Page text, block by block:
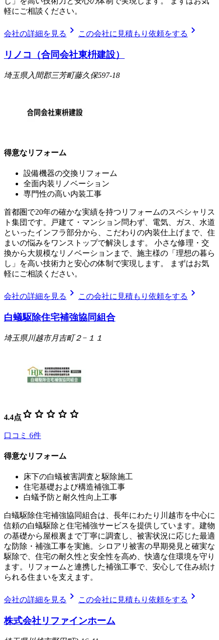
軽にご相談ください。
会社の詳細を見る chevron_right この会社に見積もり依頼をする chevron_right
リノコ（合同会社東枡建設）
埼玉県入間郡三芳町藤久保597-18
得意なリフォーム
設備機器の交換リフォーム
全面内装リノベーション
専門性の高い内装工事
首都圏で20年の確かな実績を持つリフォームのスペシャリス
ト集団です。戸建て・マンション問わず、電気、ガス、水道
といったインフラ部分から、こだわりの内装仕上げまで、住
まいの悩みをワンストップで解決します。 小さな修理・交
換から大規模なリノベーションまで、施主様の「理想の暮ら
し」を高い技術力と安心の体制で実現します。 まずはお気
軽にご相談ください。
会社の詳細を見る chevron_right この会社に見積もり依頼をする chevron_right
白蟻駆除住宅補強協同組合
埼玉県川越市月吉町２−１１
4.4点 star star star star star
口コミ 6件
得意なリフォーム
床下の白蟻被害調査と駆除施工
住宅基礎および構造補強工事
白蟻予防と耐久性向上工事
白蟻駆除住宅補強協同組合は、長年にわたり川越市を中心に
信頼の白蟻駆除と住宅補強サービスを提供しています。建物
の基礎から屋根裏まで丁寧に調査し、被害状況に応じた最適
な防除・補強工事を実施。シロアリ被害の早期発見と確実な
駆除で、住宅の耐久性と安全性を高め、快適な住環境を守り
ます。リフォームと連携した補強工事で、安心して住み続け
られる住まいを支えます。
会社の詳細を見る chevron_right この会社に見積もり依頼をする chevron_right
株式会社リファインホーム